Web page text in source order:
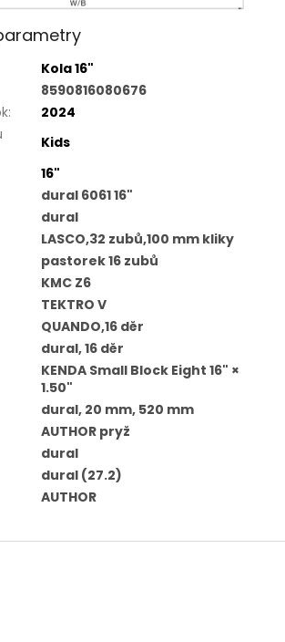
Kola 16"
8590816080676
:
2024
Kids
16"
dural 6061 16"
dural
LASCO,32 zubů,100 mm kliky
pastorek 16 zubů
KMC Z6
TEKTRO V
QUANDO,16 děr
dural, 16 děr
KENDA Small Block Eight 16" ×
1.50"
dural, 20 mm, 520 mm
AUTHOR pryž
dural
dural (27.2)
AUTHOR